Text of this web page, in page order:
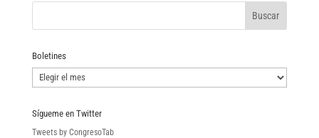
Boletines
Boletines
Sígueme en Twitter
Tweets by CongresoTab